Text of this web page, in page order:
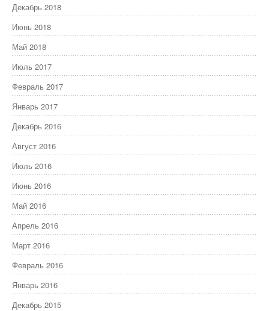
Декабрь 2018
Июнь 2018
Май 2018
Июль 2017
Февраль 2017
Январь 2017
Декабрь 2016
Август 2016
Июль 2016
Июнь 2016
Май 2016
Апрель 2016
Март 2016
Февраль 2016
Январь 2016
Декабрь 2015